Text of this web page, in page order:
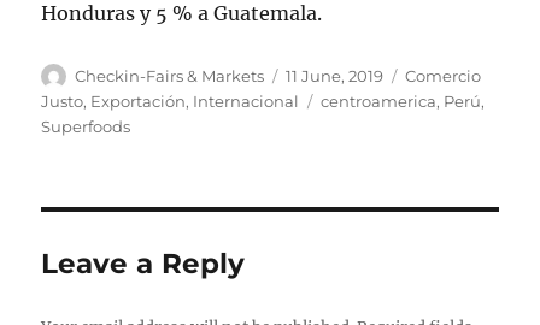
Honduras y 5 % a Guatemala.
Author
Checkin-Fairs & Markets
Posted
on
11 June, 2019 Categories
Comercio
Justo, Exportación, Internacional Tags
centroamerica, Perú,
Superfoods
Leave a Reply